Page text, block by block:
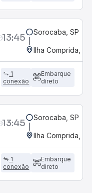
13:45 Sorocaba, SP
Ilha Comprida, SP
1
conexão
Embarque
direto
13:45 Sorocaba, SP
Ilha Comprida, SP
1
conexão
Embarque
direto